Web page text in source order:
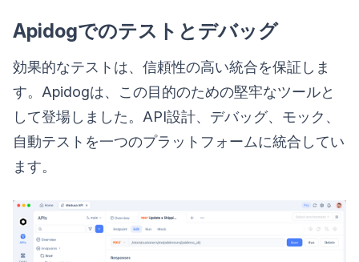
Apidogでのテストとデバッグ
効果的なテストは、信頼性の高い統合を保証しま
す。Apidogは、この目的のための堅牢なツールと
して登場しました。API設計、デバッグ、モック、
自動テストを一つのプラットフォームに統合してい
ます。